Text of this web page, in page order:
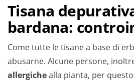
Tisana
bardana:
Come tutte le tisane a base di
abusarne. Alcune persone,
allergichealla pianta, per